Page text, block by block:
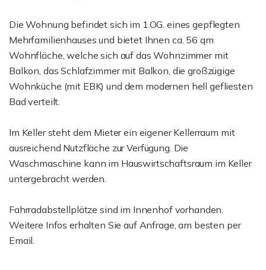
Die Wohnung befindet sich im 1.OG. eines gepflegten
Mehrfamilienhauses und bietet Ihnen ca. 56 qm
Wohnfläche, welche sich auf das Wohnzimmer mit
Balkon, das Schlafzimmer mit Balkon, die großzügige
Wohnküche (mit EBK) und dem modernen hell gefliesten
Bad verteilt.
Im Keller steht dem Mieter ein eigener Kellerraum mit
ausreichend Nutzfläche zur Verfügung. Die
Waschmaschine kann im Hauswirtschaftsraum im Keller
untergebracht werden.
Fahrradabstellplätze sind im Innenhof vorhanden.
Weitere Infos erhalten Sie auf Anfrage, am besten per
Email.